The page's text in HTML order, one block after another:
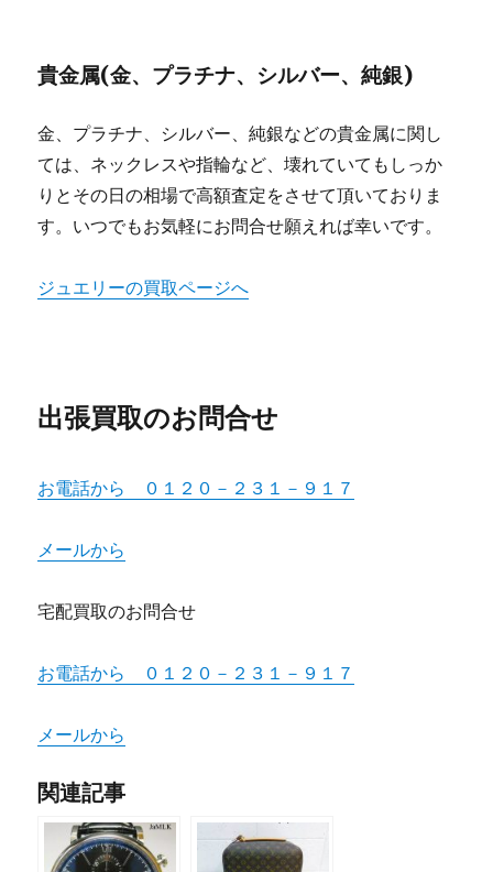
貴金属(金、プラチナ、シルバー、純銀)
金、プラチナ、シルバー、純銀などの貴金属に関し
ては、ネックレスや指輪など、壊れていてもしっか
りとその日の相場で高額査定をさせて頂いておりま
す。いつでもお気軽にお問合せ願えれば幸いです。
ジュエリーの買取ページへ
出張買取のお問合せ
お電話から ０１２０－２３１－９１７
メールから
宅配買取のお問合せ
お電話から ０１２０－２３１－９１７
メールから
関連記事